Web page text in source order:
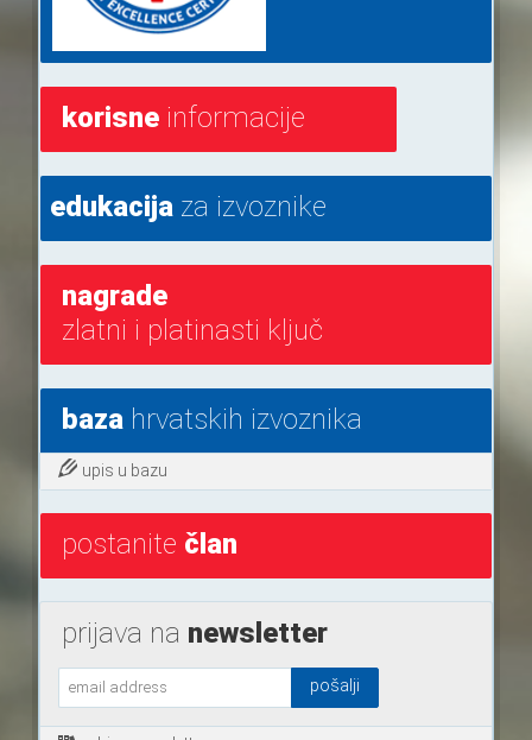
korisneinformacije
edukacijaza izvoznike
nagrade
zlatni i platinasti ključ
bazahrvatskih izvoznika
upis u bazu
postanite član
prijava na newsletter